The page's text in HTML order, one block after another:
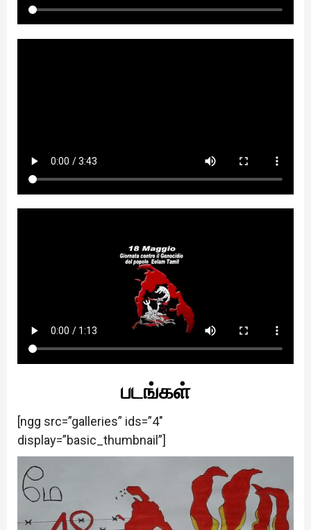
படங்கள்
[ngg src=”galleries” ids=”4″
display=”basic_thumbnail”]